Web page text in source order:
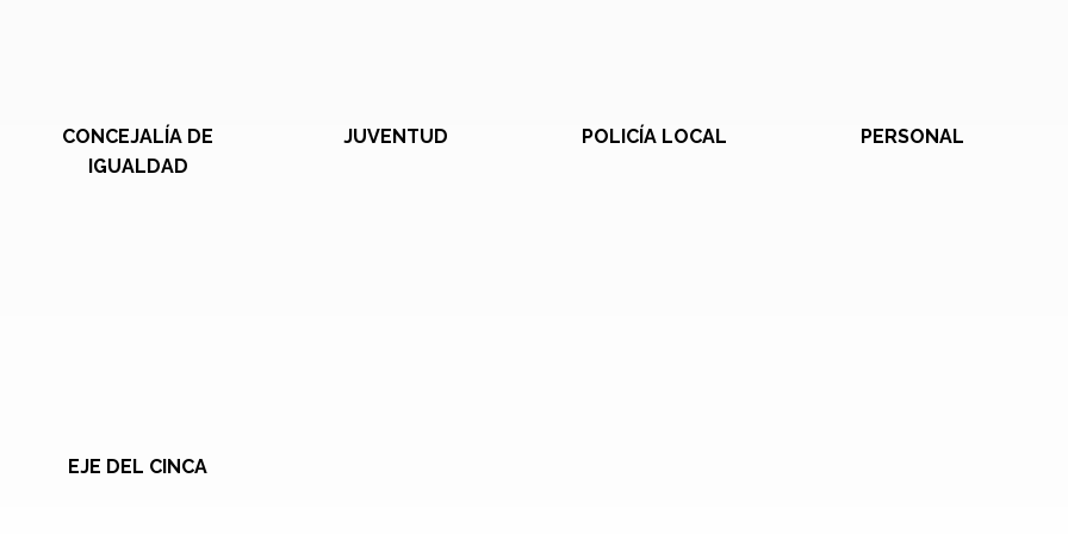
CONCEJALÍA DE
IGUALDAD
JUVENTUD POLICÍA LOCAL PERSONAL
EJE DEL CINCA